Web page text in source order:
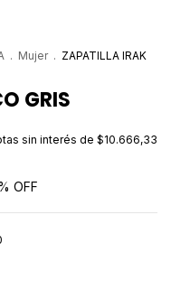
. Mujer . ZAPATILLA IRAK
GRIS
sin interés de $10.666,33
OFF